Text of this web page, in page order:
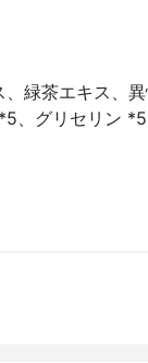
緑茶エキス、
、グリセリン